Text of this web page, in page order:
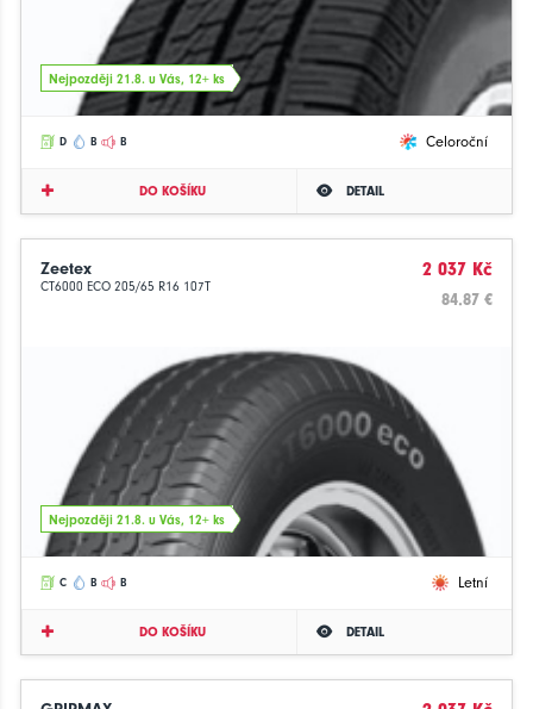
Nejpozději 21.8. u Vás, 12+ ks
D B B Celoroční
DO KOŠÍKU DETAIL
Zeetex
CT6000 ECO 205/65 R16 107T
2 037 Kč
84.87 €
Nejpozději 21.8. u Vás, 12+ ks
C B B Letní
DO KOŠÍKU DETAIL